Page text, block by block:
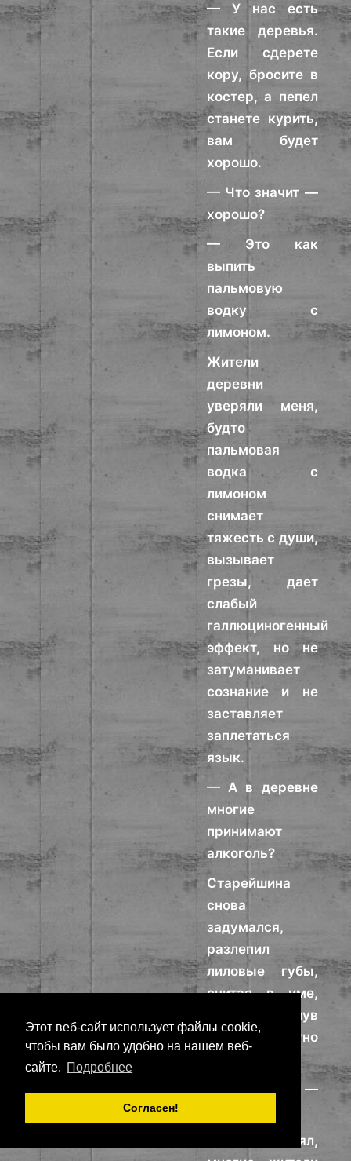
Этот веб-сайт использует файлы cookie,
чтобы вам было удобно на нашем веб-
сайте. Подробнее
Согласен!
— У нас есть
такие деревья.
Если сдерете
кору, бросите в
костер, а пепел
станете курить,
вам будет
хорошо.
— Что значит —
хорошо?
— Это как
выпить
пальмовую
водку с
лимоном.
Жители
деревни
уверяли меня,
будто
пальмовая
водка с
лимоном
снимает
тяжесть с души,
вызывает
грезы, дает
слабый
галлюциногенный
эффект, но не
затуманивает
сознание и не
заставляет
заплетаться
язык.
— А в деревне
многие
принимают
алкоголь?
Старейшина
снова
задумался,
разлепил
лиловые губы,
считая в уме,
но, махнув
рукой, радостно
— Не многие —
Как я понял,